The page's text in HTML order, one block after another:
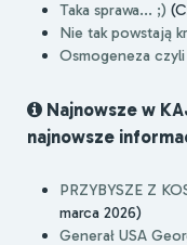
Taka sprawa... ;)
Nie tak powstają
Osmogeneza
Najnowsze w
najnowsze
PRZYBYSZE Z
marca 2026)
Generał USA